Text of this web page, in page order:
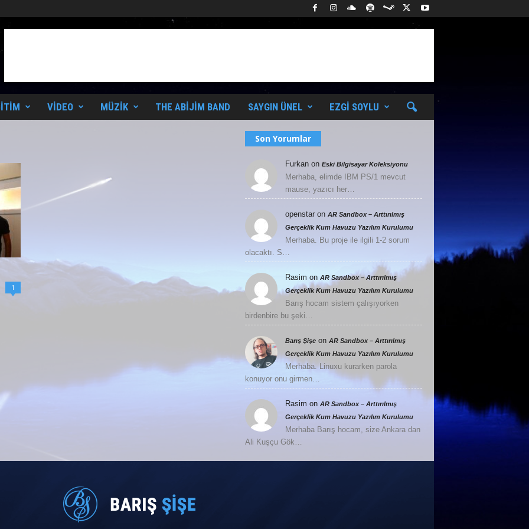
VIDEO MÜZIK THE ABIJIM BAND SAYGIN ÜNEL EZGI SOYLU
1
Son Yorumlar
Furkan on Eski Bilgisayar Koleksiyonu
Merhaba, elimde IBM PS/1 mevcut
mause, yazıcı her…
openstar on AR Sandbox – Arttırılmış
Gerçeklik Kum Havuzu Yazılım Kurulumu
Merhaba. Bu proje ile ilgili 1-2 sorum
olacaktı. S…
Rasim on AR Sandbox – Arttırılmış
Gerçeklik Kum Havuzu Yazılım Kurulumu
Barış hocam sistem çalışıyorken
birdenbire bu şeki…
Barış Şişe on AR Sandbox – Arttırılmış
Gerçeklik Kum Havuzu Yazılım Kurulumu
Merhaba. Linuxu kurarken parola
konuyor onu girmen…
Rasim on AR Sandbox – Arttırılmış
Gerçeklik Kum Havuzu Yazılım Kurulumu
Merhaba Barış hocam, size Ankara dan
Ali Kuşçu Gök…